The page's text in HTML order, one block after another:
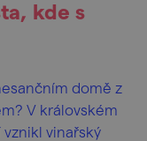
kde s
domě z
V královském
vinařský